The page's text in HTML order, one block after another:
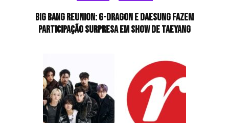
BIG BANG Reunion: G-Dragon e Daesung fazem
participação surpresa em show de Taeyang